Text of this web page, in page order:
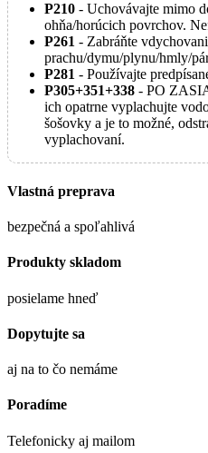
P210 - Uchovávajte mimo
ohňa/horúcich povrchov.
P261 - Zabráňte
prachu/dymu/plynu/hmly/
P281 - Používajte
P305+351+338 - PO
ich opatrne vyplachujte
šošovky a je to možné,
vyplachovaní.
Vlastná preprava
bezpečná a spoľahlivá
Produkty skladom
posielame hneď
Dopytujte sa
aj na to čo nemáme
Poradíme
Telefonicky aj mailom